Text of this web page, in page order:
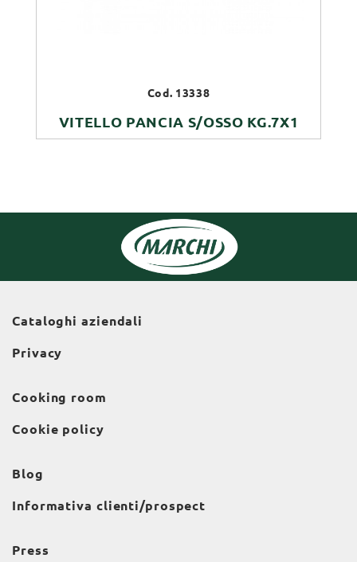
Cod. 13338
VITELLO PANCIA S/OSSO KG.7X1
Cataloghi aziendali
Privacy
Cooking room
Cookie policy
Blog
Informativa clienti/prospect
Press